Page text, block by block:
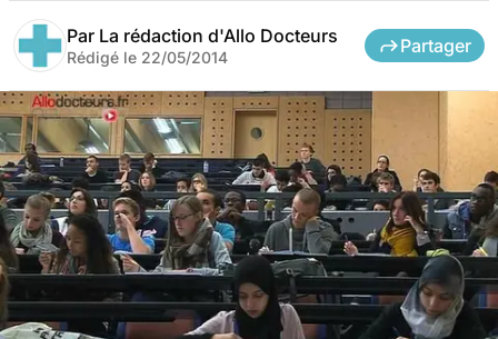
Par La rédaction d'Allo Docteurs
Rédigé le 22/05/2014
Partager